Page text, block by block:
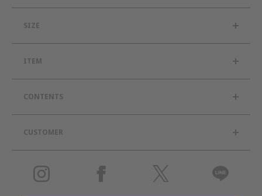
SIZE
ITEM
CONTENTS
CUSTOMER